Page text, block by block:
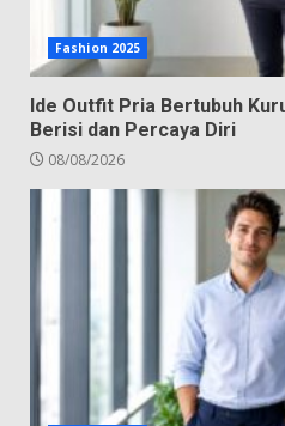
Fashion 2025
Ide Outfit Pria Bertubuh
Berisi dan Percaya Diri
08/08/2026